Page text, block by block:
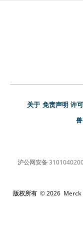
关于 免责声明 许
沪公网安备
版权所有 © 2026 Merck